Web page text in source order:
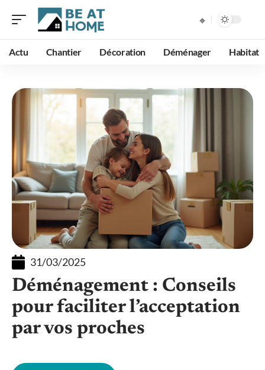
Actu Chantier Décoration Déménager Habitat
31/03/2025
Déménagement : Conseils
pour faciliter l’acceptation
par vos proches